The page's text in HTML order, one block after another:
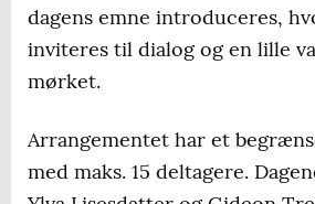
dagens emne introduceres,
inviteres til dialog og en lille
mørket.
Arrangementet har et
med maks. 15 deltagere.